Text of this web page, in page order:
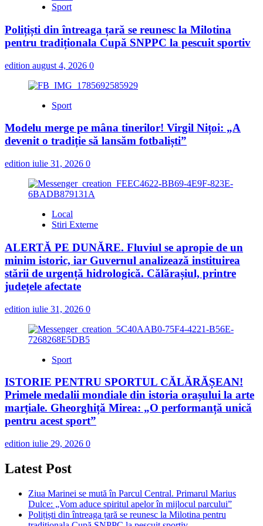
Sport
Polițiști din întreaga țară se reunesc la Milotina
pentru tradiționala Cupă SNPPC la pescuit sportiv
edition august 4, 2026 0
Sport
Modelu merge pe mâna tinerilor! Virgil Nițoi: „A
devenit o tradiție să lansăm fotbaliști”
edition iulie 31, 2026 0
Local
Stiri Externe
ALERTĂ PE DUNĂRE. Fluviul se apropie de un
minim istoric, iar Guvernul analizează instituirea
stării de urgență hidrologică. Călărașiul, printre
județele afectate
edition iulie 31, 2026 0
Sport
ISTORIE PENTRU SPORTUL CĂLĂRĂȘEAN!
Primele medalii mondiale din istoria orașului la arte
marțiale. Gheorghiță Mirea: „O performanță unică
pentru acest sport”
edition iulie 29, 2026 0
Latest Post
Ziua Marinei se mută în Parcul Central. Primarul Marius
Dulce: „Vom aduce spiritul apelor în mijlocul parcului”
Polițiști din întreaga țară se reunesc la Milotina pentru